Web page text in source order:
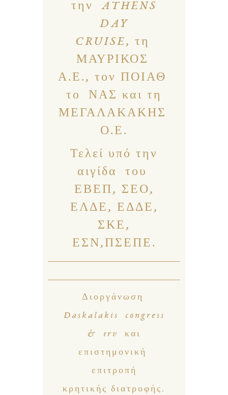
την ATHENS
DAY
CRUISE, τη
ΜΑΥΡΙΚΟΣ
Α.Ε., τον ΠΟΙΑΘ
το ΝΑΣ και τη
ΜΕΓΑΛΑΚΑΚΗΣ
Ο.Ε.
Τελεί υπό την
αιγίδα του
ΕΒΕΠ, ΣΕΟ,
ΕΛΔΕ, ΕΔΔΕ,
ΣΚΕ,
ΕΣΝ,ΠΣΕΠΕ.
Διοργάνωση
Daskalakis congress
& trv και
επιστημονική
επιτροπή
κρητικής διατροφής.